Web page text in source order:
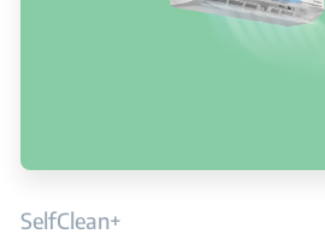
SelfClean+